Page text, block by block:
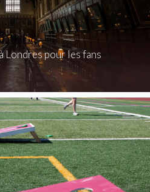
Londres pour les fans